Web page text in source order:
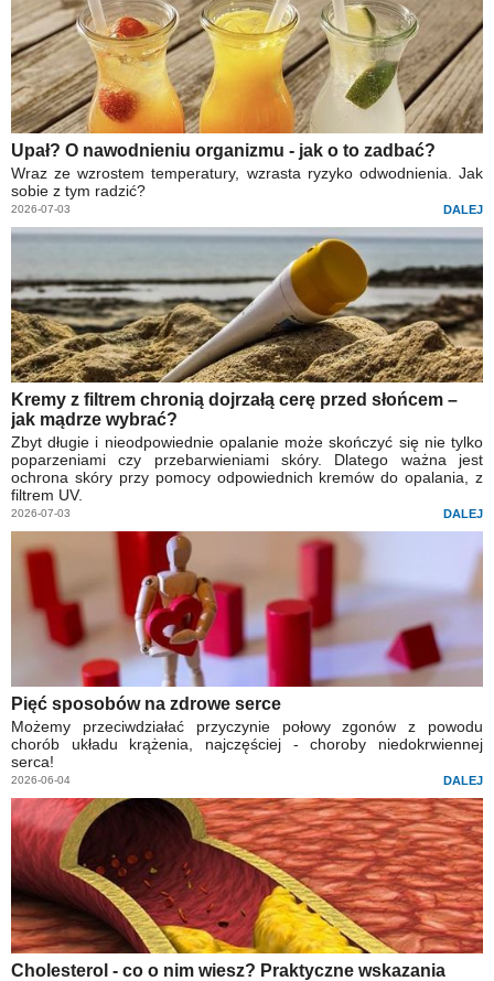
Upał? O nawodnieniu organizmu - jak o to zadbać?
Wraz ze wzrostem temperatury, wzrasta ryzyko odwodnienia. Jak
sobie z tym radzić?
2026-07-03 DALEJ
Kremy z filtrem chronią dojrzałą cerę przed słońcem –
jak mądrze wybrać?
Zbyt długie i nieodpowiednie opalanie może skończyć się nie tylko
poparzeniami czy przebarwieniami skóry. Dlatego ważna jest
ochrona skóry przy pomocy odpowiednich kremów do opalania, z
filtrem UV.
2026-07-03 DALEJ
Pięć sposobów na zdrowe serce
Możemy przeciwdziałać przyczynie połowy zgonów z powodu
chorób układu krążenia, najczęściej - choroby niedokrwiennej
serca!
2026-06-04 DALEJ
Cholesterol - co o nim wiesz? Praktyczne wskazania